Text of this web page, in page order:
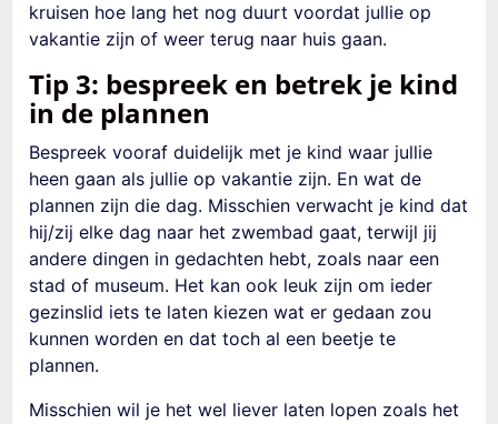
kruisen hoe lang het nog duurt voordat jullie op
vakantie zijn of weer terug naar huis gaan.
Tip 3: bespreek en betrek je kind
in de plannen
Bespreek vooraf duidelijk met je kind waar jullie
heen gaan als jullie op vakantie zijn. En wat de
plannen zijn die dag. Misschien verwacht je kind dat
hij/zij elke dag naar het zwembad gaat, terwijl jij
andere dingen in gedachten hebt, zoals naar een
stad of museum. Het kan ook leuk zijn om ieder
gezinslid iets te laten kiezen wat er gedaan zou
kunnen worden en dat toch al een beetje te
plannen.
Misschien wil je het wel liever laten lopen zoals het